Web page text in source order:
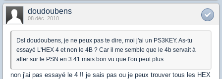
doudoubens
08 déc. 2010
Dsl doudoubens, je ne peux pas te dire, moi j'ai un PS3KEY. As-tu
essayé L'HEX 4 et non le 4B ? Car il me semble que le 4b servait à
aller sur le PSN en 3.41 mais bon vu que l'on peut plus
non j'ai pas essayé le 4 !! je sais pas ou je peux trouver tous les HEX